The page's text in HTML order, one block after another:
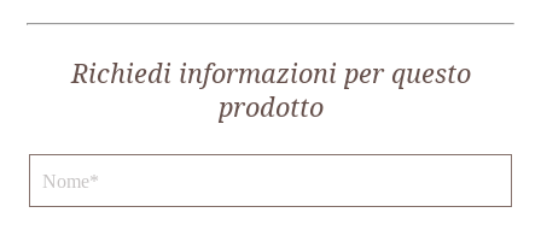
Richiedi informazioni per questo
prodotto